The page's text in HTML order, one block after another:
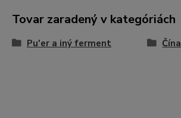
Tovar zaradený v kategóriách
Pu'er a iný ferment Čína